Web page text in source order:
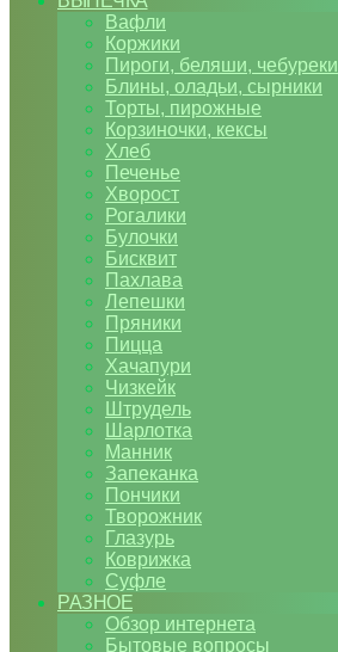
Вафли
Коржики
Пироги, беляши, чебуреки
Блины, оладьи, сырники
Торты, пирожные
Корзиночки, кексы
Хлеб
Печенье
Хворост
Рогалики
Булочки
Бисквит
Пахлава
Лепешки
Пряники
Пицца
Хачапури
Чизкейк
Штрудель
Шарлотка
Манник
Запеканка
Пончики
Творожник
Глазурь
Коврижка
Суфле
РАЗНОЕ
Обзор интернета
Бытовые вопросы